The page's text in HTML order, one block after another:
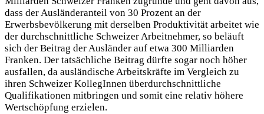
dass der Ausländeranteil von 30 Prozent an der
Erwerbsbevölkerung mit derselben Produktivität arbeitet wie
der durchschnittliche Schweizer Arbeitnehmer, so beläuft
sich der Beitrag der Ausländer auf etwa 300 Milliarden
Franken. Der tatsächliche Beitrag dürfte sogar noch höher
ausfallen, da ausländische Arbeitskräfte im Vergleich zu
ihren Schweizer KollegInnen überdurchschnittliche
Qualifikationen mitbringen und somit eine relativ höhere
Wertschöpfung erzielen.